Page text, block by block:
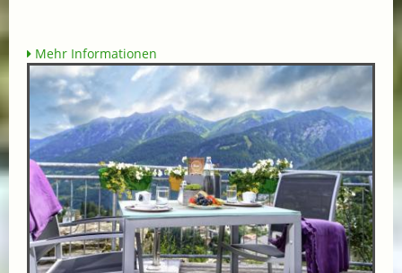
Mehr Informationen